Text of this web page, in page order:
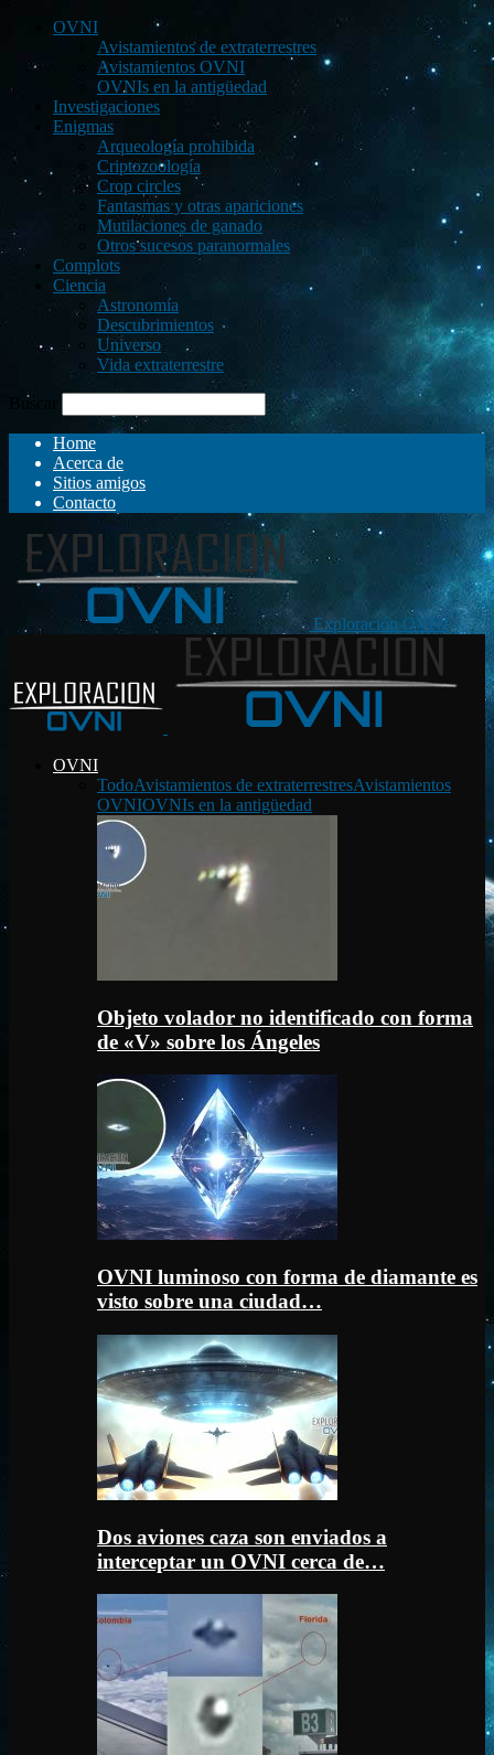
OVNI
Avistamientos de extraterrestres
Avistamientos OVNI
OVNIs en la antigüedad
Investigaciones
Enigmas
Arqueología prohibida
Criptozoología
Crop circles
Fantasmas y otras apariciones
Mutilaciones de ganado
Otros sucesos paranormales
Complots
Ciencia
Astronomía
Descubrimientos
Universo
Vida extraterrestre
Buscar
Home
Acerca de
Sitios amigos
Contacto
Exploración OVNI
OVNI
TodoAvistamientos de extraterrestresAvistamientos
OVNIOVNIs en la antigüedad
Objeto volador no identificado con forma
de «V» sobre los Ángeles
OVNI luminoso con forma de diamante es
visto sobre una ciudad…
Dos aviones caza son enviados a
interceptar un OVNI cerca de…